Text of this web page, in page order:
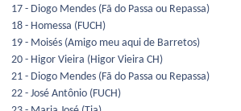
17 - Diogo Mendes (Fã do Passa ou Repassa)
18 - Homessa (FUCH)
19 - Moisés (Amigo meu aqui de Barretos)
20 - Higor Vieira (Higor Vieira CH)
21 - Diogo Mendes (Fã do Passa ou Repassa)
22 - José Antônio (FUCH)